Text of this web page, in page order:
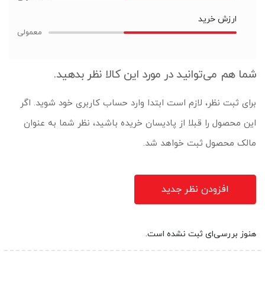
ارزش خرید
شما هم می‌توانید در مورد این کالا نظر بدهید.
برای ثبت نظر، لازم است ابتدا وارد حساب کاربری خود شوید. اگر
این محصول را قبلا از پادیسان خریده باشید، نظر شما به عنوان
مالک محصول ثبت خواهد شد.
افزودن نظر جدید
هنوز بررسی‌ای ثبت نشده است.